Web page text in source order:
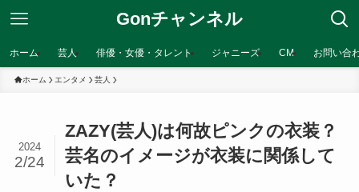
Gonチャンネル
ホーム 芸人 俳優・女優・タレント ジャニーズ CM お問い合
ホーム エンタメ 芸人
ZAZY(芸人)は何故ピンクの衣装？
芸名のイメージが衣装に関係して
いた？
2024
2/24